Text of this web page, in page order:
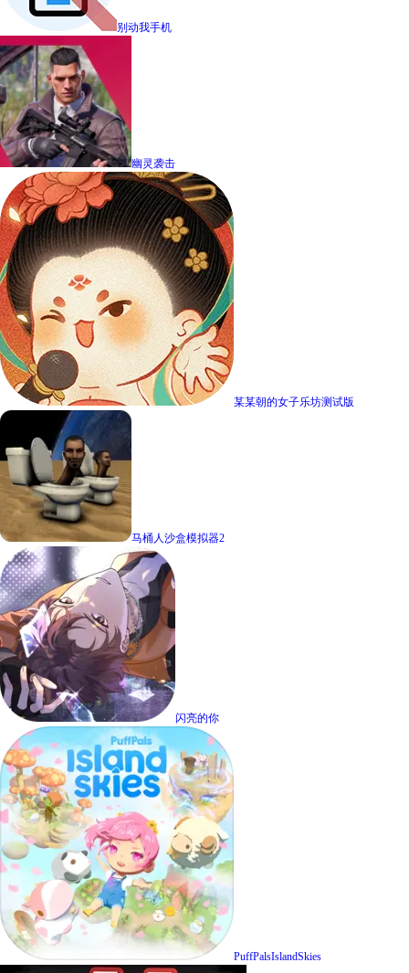
别动我手机
幽灵袭击
某某朝的女子乐坊测试版
马桶人沙盒模拟器2
闪亮的你
PuffPalsIslandSkies